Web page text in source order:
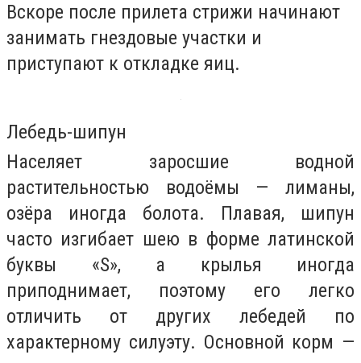
Вскоре после прилета стрижи начинают
занимать гнездовые участки и
приступают к откладке яиц.
Лебедь-шипун
Населяет заросшие водной
растительностью водоёмы — лиманы,
озёра иногда болота. Плавая, шипун
часто изгибает шею в форме латинской
буквы «S», а крылья иногда
приподнимает, поэтому его легко
отличить от других лебедей по
характерному силуэту. Основной корм —